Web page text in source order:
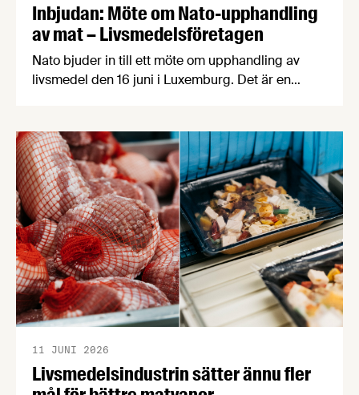
Inbjudan: Möte om Nato-upphandling
av mat – Livsmedelsföretagen
Nato bjuder in till ett möte om upphandling av
livsmedel den 16 juni i Luxemburg. Det är en
naturligtvis också att berätta om sina produkter
och lösningar. OBS! Sista anmälningsdagen är 15
maj. Natomötet är en möjlighet för svenska
företag att …
Livsmedelsindustrin sätter ännu fler
11 JUNI 2026